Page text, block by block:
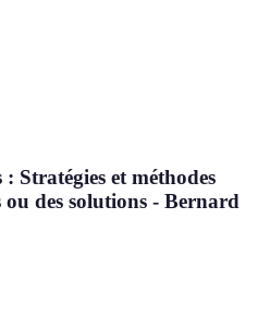
Stratégies et méthodes
des solutions - Bernard